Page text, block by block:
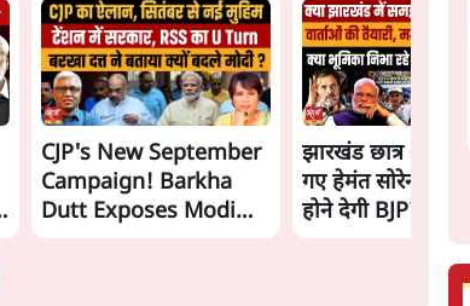
CJP's New September
Campaign! Barkha
Dutt Exposes Modi
झारखंड छात्र
गए हेमंत सोरेन,
होने देगी BJP?